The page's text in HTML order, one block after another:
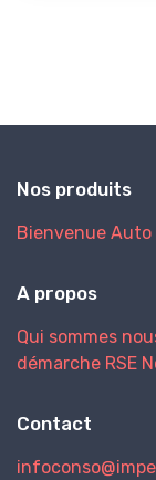
Nos produits
Bienvenue Auto
A propos
Qui sommes
démarche RSE
Contact